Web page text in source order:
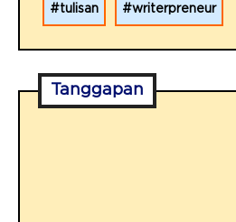
tulisan writerpreneur
Tanggapan